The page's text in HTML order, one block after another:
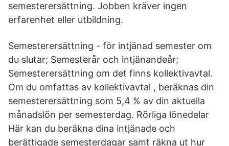
semesterersättning. Jobben kräver ingen
erfarenhet eller utbildning.
Semesterersättning - för intjänad semester om
du slutar; Semesterår och intjänandeår;
Semesterersättning om det finns kollektivavtal.
Om du omfattas av kollektivavtal , beräknas din
semesterersättning som 5,4 % av din aktuella
månadslön per semesterdag. Rörliga lönedelar
Här kan du beräkna dina intjänade och
berättigade semesterdagar samt räkna ut hur